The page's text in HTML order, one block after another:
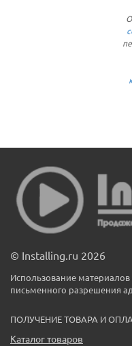
© Installing.ru 2026
Использование
письменного разрешения
ПОЛУЧЕНИЕ ТОВАРА И
Каталог товаров